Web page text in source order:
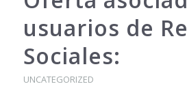
usuarios de
Sociales:
UNCATEGORIZED